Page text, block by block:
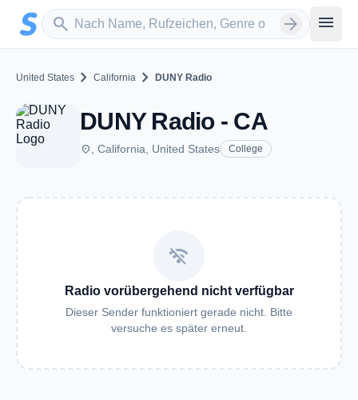
Zum Hauptinhalt springen
search
Sender suchen arrow_forward menu
United States chevron_right California chevron_right DUNY Radio
DUNY Radio - CA
place , California, United States College
wifi_off
Radio vorübergehend nicht verfügbar
Dieser Sender funktioniert gerade nicht. Bitte
versuche es später erneut.